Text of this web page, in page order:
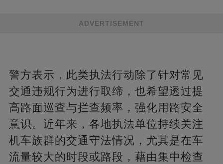
ADVERTISEMENT
警方表示，此类执法行动除了针对常见
交通违规行为进行取缔，也希望透过提
高路面巡查与拦查频率，强化用路安全
意识。近年来，各地执法单位持续关注
机车族群的交通守法情况，尤其是在车
流量较大的时段或路段，藉由集中检查